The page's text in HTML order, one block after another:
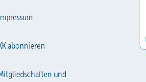
Impressum
abonnieren
und